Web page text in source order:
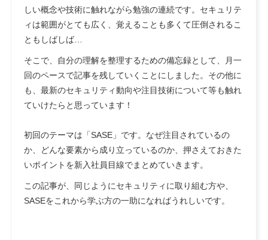
しい概念や技術に触れながら勉強の連続です。セキュリテ
ィは範囲がとても広く、覚えることも多くて圧倒されるこ
ともしばしば…
そこで、自分の理解を整理するための備忘録として、月一
回のペースで記事を残していくことにしました。その他に
も、最新のセキュリティ動向や注目技術について等も触れ
ていけたらと思っています！
初回のテーマは「SASE」です。なぜ注目されているの
か、どんな要素から成り立っているのか、押さえておきた
いポイントを新入社員目線でまとめていきます。
この記事が、同じようにセキュリティに取り組む方や、
SASEをこれから学ぶ方の一助になればうれしいです。